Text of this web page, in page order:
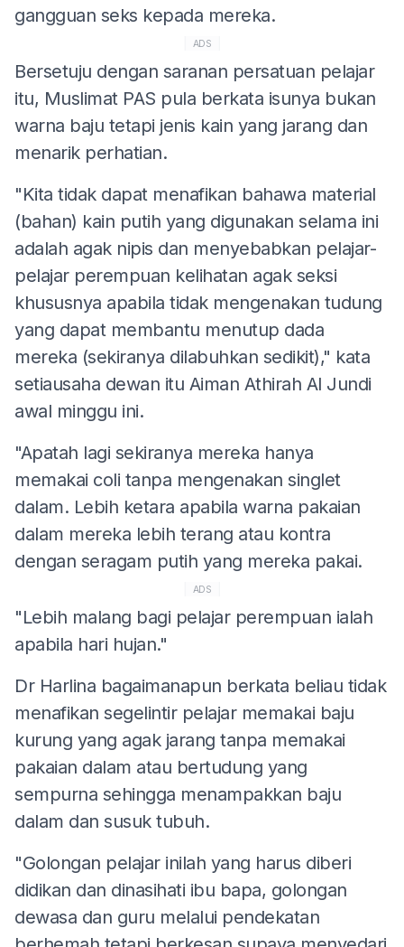
gangguan seks kepada mereka.
ADS
Bersetuju dengan saranan persatuan pelajar
itu, Muslimat PAS pula berkata isunya bukan
warna baju tetapi jenis kain yang jarang dan
menarik perhatian.
"Kita tidak dapat menafikan bahawa material
(bahan) kain putih yang digunakan selama ini
adalah agak nipis dan menyebabkan pelajar-
pelajar perempuan kelihatan agak seksi
khususnya apabila tidak mengenakan tudung
yang dapat membantu menutup dada
mereka (sekiranya dilabuhkan sedikit)," kata
setiausaha dewan itu Aiman Athirah Al Jundi
awal minggu ini.
"Apatah lagi sekiranya mereka hanya
memakai coli tanpa mengenakan singlet
dalam. Lebih ketara apabila warna pakaian
dalam mereka lebih terang atau kontra
dengan seragam putih yang mereka pakai.
ADS
"Lebih malang bagi pelajar perempuan ialah
apabila hari hujan."
Dr Harlina bagaimanapun berkata beliau tidak
menafikan segelintir pelajar memakai baju
kurung yang agak jarang tanpa memakai
pakaian dalam atau bertudung yang
sempurna sehingga menampakkan baju
dalam dan susuk tubuh.
"Golongan pelajar inilah yang harus diberi
didikan dan dinasihati ibu bapa, golongan
dewasa dan guru melalui pendekatan